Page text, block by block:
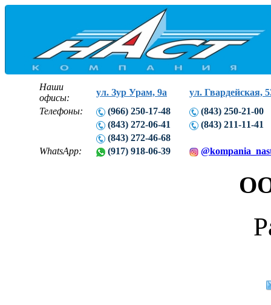
Наши
офисы:
ул. Зур Урам, 9а
ул. Гвардейская,
Телефоны:
(966) 250-17-48
(843) 250-21-00
(843) 272-06-41
(843) 211-11-41
(843) 272-46-68
WhatsApp:
(917) 918-06-39